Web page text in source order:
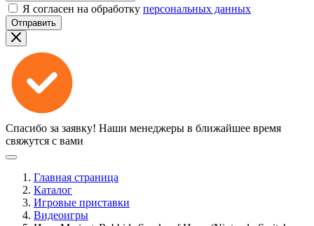
Я согласен на обработку персональных данных
Отправить
Спасибо за заявку! Наши менеджеры в ближайшее время
свяжутся с вами
Главная страница
Каталог
Игровые приставки
Видеоигры